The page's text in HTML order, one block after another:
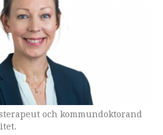
och kommundoktorand